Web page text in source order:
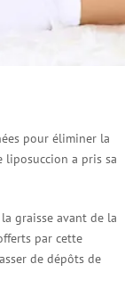
pour éliminer la
liposuccion a pris sa
graisse avant de la
par cette
de dépôts de